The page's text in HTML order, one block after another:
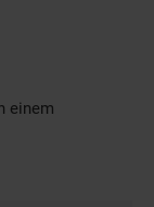
einem